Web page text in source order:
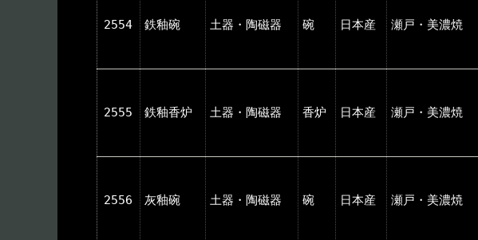
2554 鉄釉碗 土器・陶磁器 碗 日本産 瀬戸・美濃焼
2555 鉄釉香炉 土器・陶磁器 香炉 日本産 瀬戸・美濃焼
2556 灰釉碗 土器・陶磁器 碗 日本産 瀬戸・美濃焼